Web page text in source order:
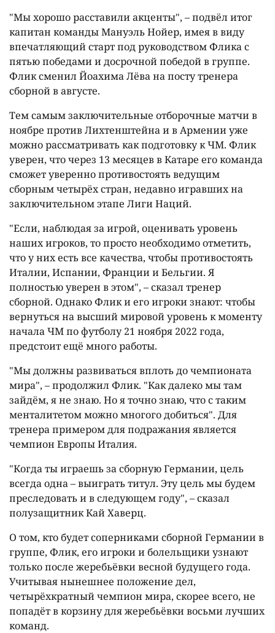
"Мы хорошо расставили акценты", – подвёл итог
капитан команды Мануэль Нойер, имея в виду
впечатляющий старт под руководством Флика с
пятью победами и досрочной победой в группе.
Флик сменил Йоахима Лёва на посту тренера
сборной в августе.
Тем самым заключительные отборочные матчи в
ноябре против Лихтенштейна и в Армении уже
можно рассматривать как подготовку к ЧМ. Флик
уверен, что через 13 месяцев в Катаре его команда
сможет уверенно противостоять ведущим
сборным четырёх стран, недавно игравших на
заключительном этапе Лиги Наций.
"Если, наблюдая за игрой, оценивать уровень
наших игроков, то просто необходимо отметить,
что у них есть все качества, чтобы противостоять
Италии, Испании, Франции и Бельгии. Я
полностью уверен в этом", – сказал тренер
сборной. Однако Флик и его игроки знают: чтобы
вернуться на высший мировой уровень к моменту
начала ЧМ по футболу 21 ноября 2022 года,
предстоит ещё много работы.
"Мы должны развиваться вплоть до чемпионата
мира", – продолжил Флик. "Как далеко мы там
зайдём, я не знаю. Но я точно знаю, что с таким
менталитетом можно многого добиться". Для
тренера примером для подражания является
чемпион Европы Италия.
"Когда ты играешь за сборную Германии, цель
всегда одна – выиграть титул. Эту цель мы будем
преследовать и в следующем году", – сказал
полузащитник Кай Хаверц.
О том, кто будет соперниками сборной Германии в
группе, Флик, его игроки и болельщики узнают
только после жеребьёвки весной будущего года.
Учитывая нынешнее положение дел,
четырёхкратный чемпион мира, скорее всего, не
попадёт в корзину для жеребьёвки восьми лучших
команд.